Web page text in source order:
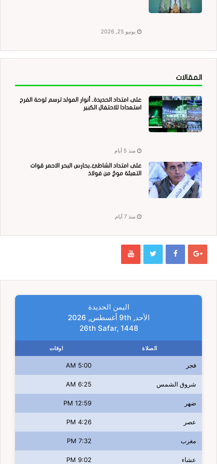
يونيو 25, 2026
المقالات
على امتداد الحديدة.. أنوار المولد ترسم لوحة الفرح
استعدادا للاحتفال الكبير
منذ 5 أيام
على امتداد الشاطئ..بحارس البحر الاحمر قوات
التعبئة موجٌ من فولاذ
منذ 7 أيام
اليمن الحديدة
الأحد, 9th أغسطس, 2026
26th Safar, 1448
الصلاة اوقات
فجر 5:00 AM
شروق الشمس 6:25 AM
ضهر 12:59 PM
عصر 4:26 PM
مغرب 7:32 PM
عشاء 9:02 PM